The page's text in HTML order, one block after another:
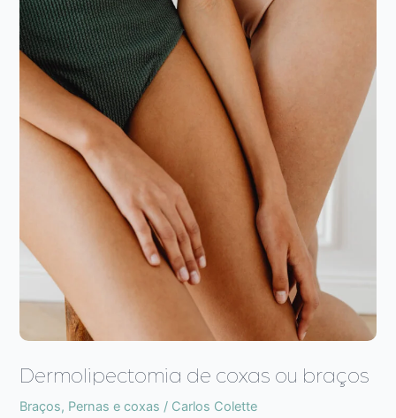
Dermolipectomia de coxas ou braços
Braços, Pernas e coxas / Carlos Colette